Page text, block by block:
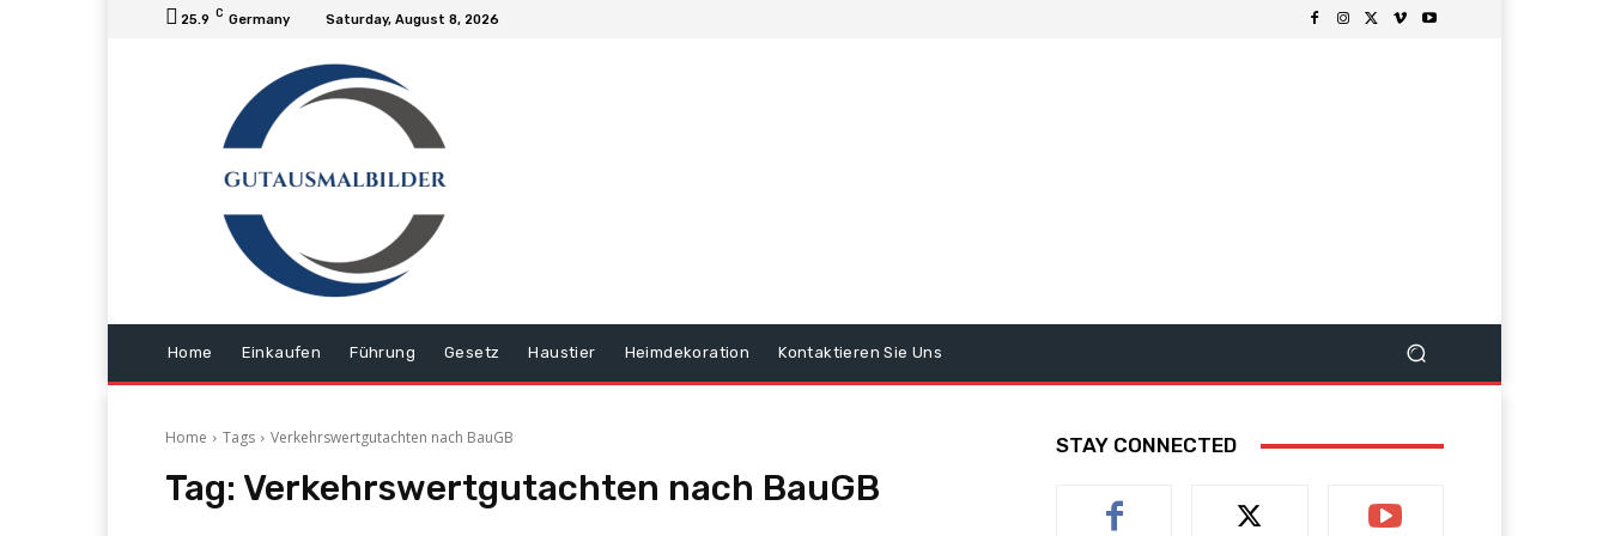
25.9 C Germany Saturday, August 8, 2026
Home Einkaufen Führung Gesetz Haustier Heimdekoration Kontaktieren Sie Uns
Home Tags Verkehrswertgutachten nach BauGB
Tag: Verkehrswertgutachten nach BauGB
STAY CONNECTED